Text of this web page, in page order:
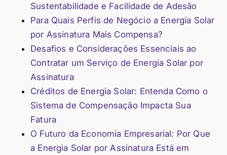
Sustentabilidade e Facilidade de Adesão
Para Quais Perfis de Negócio a Energia Solar
por Assinatura Mais Compensa?
Desafios e Considerações Essenciais ao
Contratar um Serviço de Energia Solar por
Assinatura
Créditos de Energia Solar: Entenda Como o
Sistema de Compensação Impacta Sua
Fatura
O Futuro da Economia Empresarial: Por Que
a Energia Solar por Assinatura Está em